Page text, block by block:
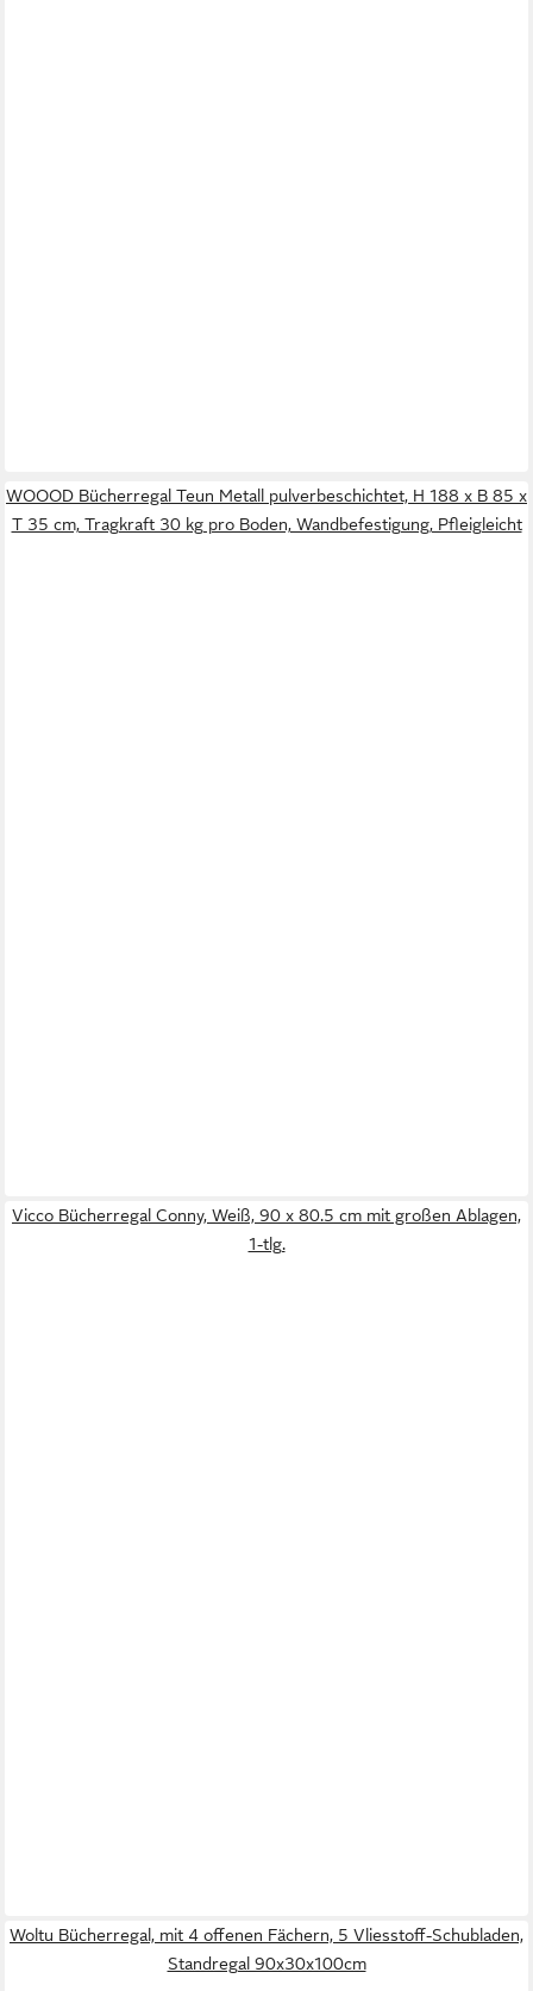
WOOOD Bücherregal Teun Metall pulverbeschichtet, H 188 x B 85 x
T 35 cm, Tragkraft 30 kg pro Boden, Wandbefestigung, Pfleigleicht
Vicco Bücherregal Conny, Weiß, 90 x 80.5 cm mit großen Ablagen,
1-tlg.
Woltu Bücherregal, mit 4 offenen Fächern, 5 Vliesstoff-Schubladen,
Standregal 90x30x100cm